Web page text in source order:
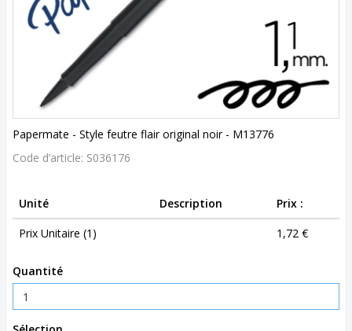
Papermate - Style feutre flair original noir - M13776
Code d’article: S036176
Unité Description
Prix :
Prix Unitaire (1)
1,72 €
Quantité